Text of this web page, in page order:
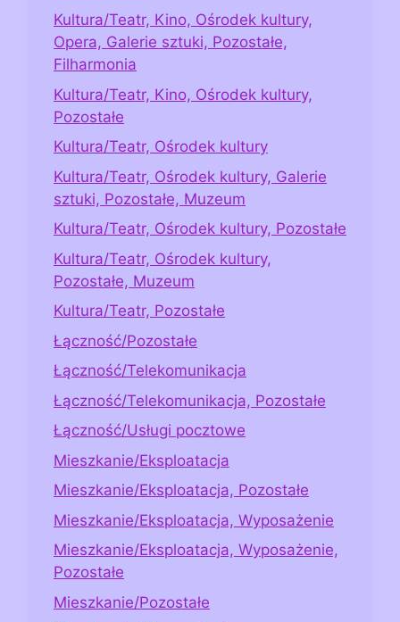
Kultura/Teatr, Kino, Ośrodek kultury,
Opera, Galerie sztuki, Pozostałe,
Filharmonia
Kultura/Teatr, Kino, Ośrodek kultury,
Pozostałe
Kultura/Teatr, Ośrodek kultury
Kultura/Teatr, Ośrodek kultury, Galerie
sztuki, Pozostałe, Muzeum
Kultura/Teatr, Ośrodek kultury, Pozostałe
Kultura/Teatr, Ośrodek kultury,
Pozostałe, Muzeum
Kultura/Teatr, Pozostałe
Łączność/Pozostałe
Łączność/Telekomunikacja
Łączność/Telekomunikacja, Pozostałe
Łączność/Usługi pocztowe
Mieszkanie/Eksploatacja
Mieszkanie/Eksploatacja, Pozostałe
Mieszkanie/Eksploatacja, Wyposażenie
Mieszkanie/Eksploatacja, Wyposażenie,
Pozostałe
Mieszkanie/Pozostałe